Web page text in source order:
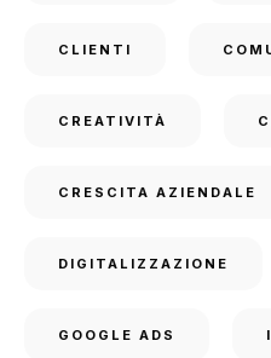
CLIENTI
CREATIVITÀ
CRESCITA AZIENDALE
DIGITALIZZAZIONE
GOOGLE ADS